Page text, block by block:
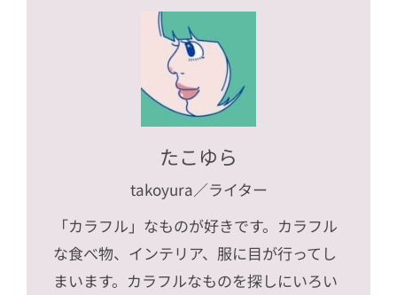
たこゆら
takoyura／ライター
「カラフル」なものが好きです。カラフル
な食べ物、インテリア、服に目が行ってし
まいます。カラフルなものを探しにいろい